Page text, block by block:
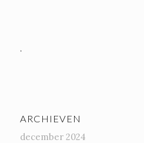
.
ARCHIEVEN
december 2024